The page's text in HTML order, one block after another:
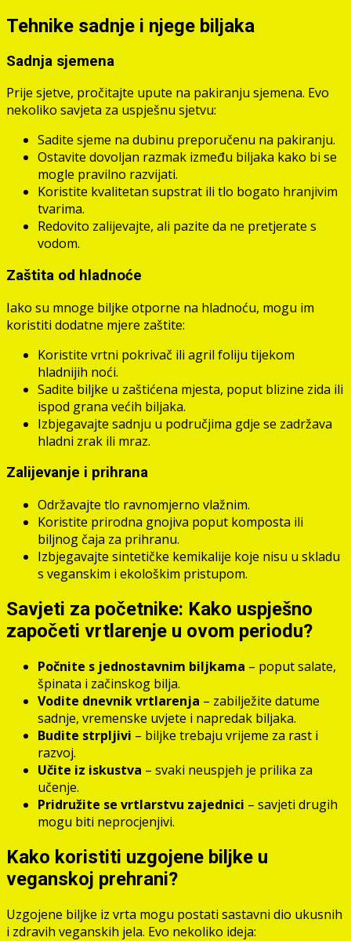
Tehnike sadnje i njege biljaka
Sadnja sjemena
Prije sjetve, pročitajte upute na pakiranju sjemena. Evo
nekoliko savjeta za uspješnu sjetvu:
Sadite sjeme na dubinu preporučenu na pakiranju.
Ostavite dovoljan razmak između biljaka kako bi se
mogle pravilno razvijati.
Koristite kvalitetan supstrat ili tlo bogato hranjivim
tvarima.
Redovito zalijevajte, ali pazite da ne pretjerate s
vodom.
Zaštita od hladnoće
Iako su mnoge biljke otporne na hladnoću, mogu im
koristiti dodatne mjere zaštite:
Koristite vrtni pokrivač ili agril foliju tijekom
hladnijih noći.
Sadite biljke u zaštićena mjesta, poput blizine zida ili
ispod grana većih biljaka.
Izbjegavajte sadnju u područjima gdje se zadržava
hladni zrak ili mraz.
Zalijevanje i prihrana
Održavajte tlo ravnomjerno vlažnim.
Koristite prirodna gnojiva poput komposta ili
biljnog čaja za prihranu.
Izbjegavajte sintetičke kemikalije koje nisu u skladu
s veganskim i ekološkim pristupom.
Savjeti za početnike: Kako uspješno
započeti vrtlarenje u ovom periodu?
Počnite s jednostavnim biljkama – poput salate,
špinata i začinskog bilja.
Vodite dnevnik vrtlarenja – zabilježite datume
sadnje, vremenske uvjete i napredak biljaka.
Budite strpljivi – biljke trebaju vrijeme za rast i
razvoj.
Učite iz iskustva – svaki neuspjeh je prilika za
učenje.
Pridružite se vrtlarstvu zajednici – savjeti drugih
mogu biti neprocjenjivi.
Kako koristiti uzgojene biljke u
veganskoj prehrani?
Uzgojene biljke iz vrta mogu postati sastavni dio ukusnih
i zdravih veganskih jela. Evo nekoliko ideja: